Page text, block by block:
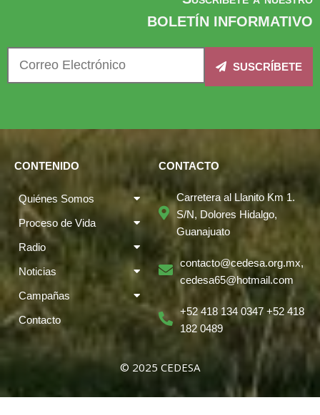
BOLETÍN INFORMATIVO
SUSCRÍBETE
CONTENIDO
Quiénes Somos
Proceso de Vida
Radio
Noticias
Campañas
Contacto
CONTACTO
Carretera al Llanito Km 1.
S/N, Dolores Hidalgo,
Guanajuato
contacto@cedesa.org.mx,
cedesa65@hotmail.com
+52 418 134 0347 +52 418
182 0489
© 2025 CEDESA